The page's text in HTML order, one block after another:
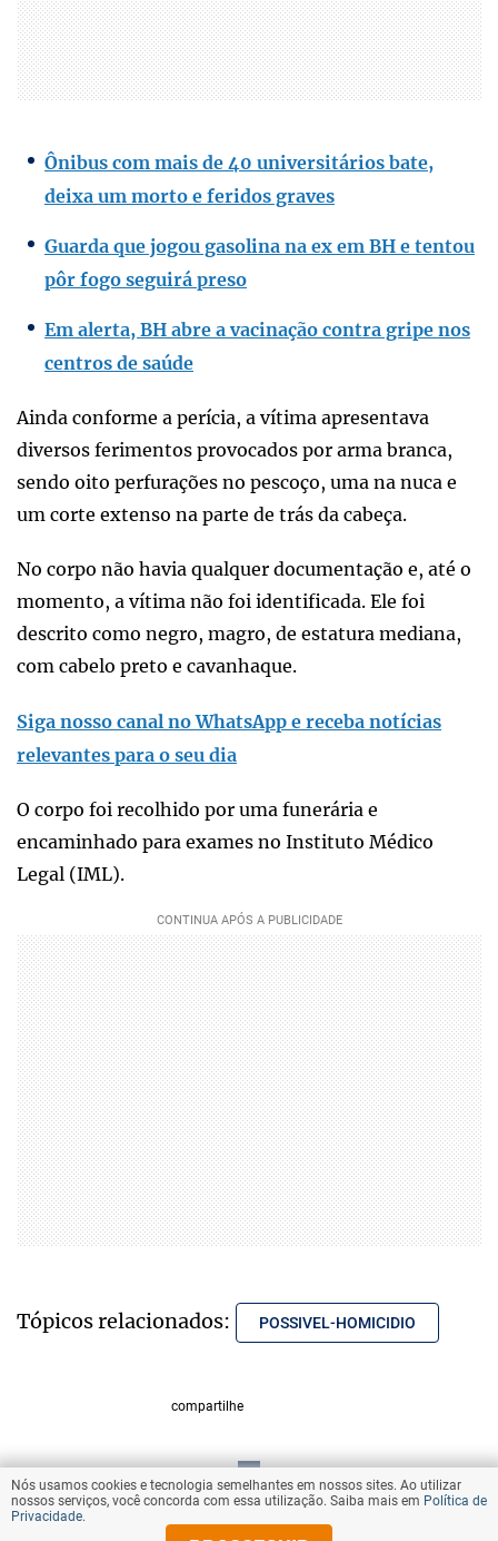
Ônibus com mais de 40 universitários bate,
deixa um morto e feridos graves
Guarda que jogou gasolina na ex em BH e tentou
pôr fogo seguirá preso
Em alerta, BH abre a vacinação contra gripe nos
centros de saúde
Ainda conforme a perícia, a vítima apresentava
diversos ferimentos provocados por arma branca,
sendo oito perfurações no pescoço, uma na nuca e
um corte extenso na parte de trás da cabeça.
No corpo não havia qualquer documentação e, até o
momento, a vítima não foi identificada. Ele foi
descrito como negro, magro, de estatura mediana,
com cabelo preto e cavanhaque.
Siga nosso canal no WhatsApp e receba notícias
relevantes para o seu dia
O corpo foi recolhido por uma funerária e
encaminhado para exames no Instituto Médico
Legal (IML).
Tópicos relacionados: POSSIVEL-HOMICIDIO
compartilhe
VOLTAR AO TOPO
Nós usamos cookies e tecnologia semelhantes em nossos sites. Ao utilizar
nossos serviços, você concorda com essa utilização. Saiba mais em Política de
Privacidade.